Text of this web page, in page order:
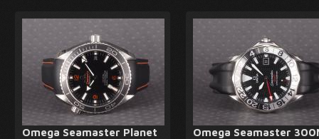
Omega Seamaster Planet
Omega Seamaster